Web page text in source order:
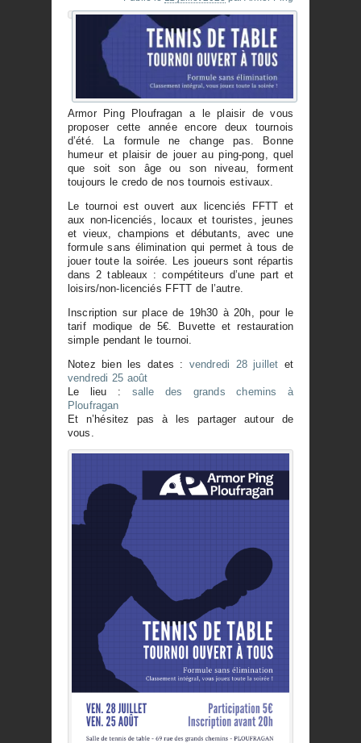
Armor Ping Ploufragan a le plaisir de vous
proposer cette année encore deux tournois
d’été. La formule ne change pas. Bonne
humeur et plaisir de jouer au ping-pong, quel
que soit son âge ou son niveau, forment
toujours le credo de nos tournois estivaux.
Le tournoi est ouvert aux licenciés FFTT et
aux non-licenciés, locaux et touristes, jeunes
et vieux, champions et débutants, avec une
formule sans élimination qui permet à tous de
jouer toute la soirée. Les joueurs sont répartis
dans 2 tableaux : compétiteurs d’une part et
loisirs/non-licenciés FFTT de l’autre.
Inscription sur place de 19h30 à 20h, pour le
tarif modique de 5€. Buvette et restauration
simple pendant le tournoi.
Notez bien les dates : vendredi 28 juillet et
vendredi 25 août
Le lieu : salle des grands chemins à
Ploufragan
Et n’hésitez pas à les partager autour de
vous.